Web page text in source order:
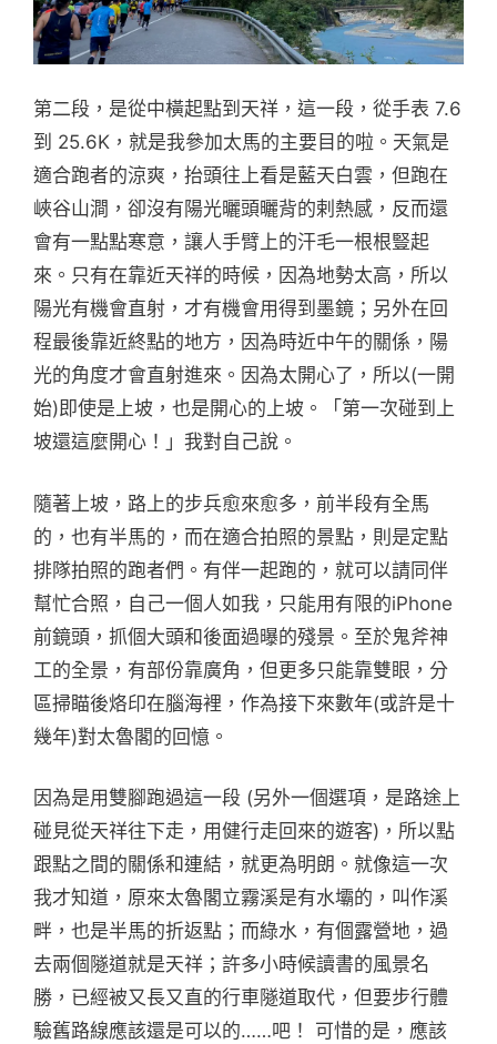
第二段，是從中橫起點到天祥，這一段，從手表 7.6
到 25.6K，就是我參加太馬的主要目的啦。天氣是
適合跑者的涼爽，抬頭往上看是藍天白雲，但跑在
峽谷山澗，卻沒有陽光曬頭曬背的剌熱感，反而還
會有一點點寒意，讓人手臂上的汗毛一根根豎起
來。只有在靠近天祥的時候，因為地勢太高，所以
陽光有機會直射，才有機會用得到墨鏡；另外在回
程最後靠近終點的地方，因為時近中午的關係，陽
光的角度才會直射進來。因為太開心了，所以(一開
始)即使是上坡，也是開心的上坡。「第一次碰到上
坡還這麼開心！」我對自己說。
隨著上坡，路上的步兵愈來愈多，前半段有全馬
的，也有半馬的，而在適合拍照的景點，則是定點
排隊拍照的跑者們。有伴一起跑的，就可以請同伴
幫忙合照，自己一個人如我，只能用有限的iPhone
前鏡頭，抓個大頭和後面過曝的殘景。至於鬼斧神
工的全景，有部份靠廣角，但更多只能靠雙眼，分
區掃瞄後烙印在腦海裡，作為接下來數年(或許是十
幾年)對太魯閣的回憶。
因為是用雙腳跑過這一段 (另外一個選項，是路途上
碰見從天祥往下走，用健行走回來的遊客)，所以點
跟點之間的關係和連結，就更為明朗。就像這一次
我才知道，原來太魯閣立霧溪是有水壩的，叫作溪
畔，也是半馬的折返點；而綠水，有個露營地，過
去兩個隧道就是天祥；許多小時候讀書的風景名
勝，已經被又長又直的行車隧道取代，但要步行體
驗舊路線應該還是可以的……吧！ 可惜的是，應該